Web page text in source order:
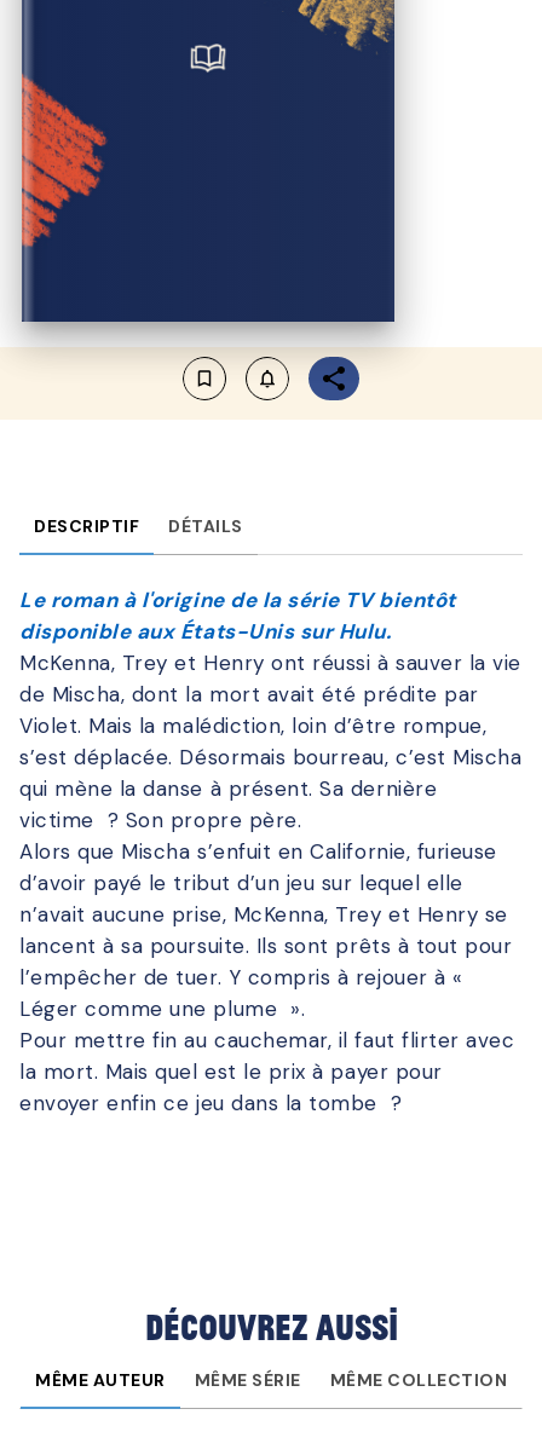
bookmark_border notifications_none_outlined
DESCRIPTIF DÉTAILS
Le roman à l'origine de la série TV bientôt
disponible aux États-Unis sur Hulu.
McKenna, Trey et Henry ont réussi à sauver la vie
de Mischa, dont la mort avait été prédite par
Violet. Mais la malédiction, loin d’être rompue,
s’est déplacée. Désormais bourreau, c’est Mischa
qui mène la danse à présent. Sa dernière
victime ? Son propre père.
Alors que Mischa s’enfuit en Californie, furieuse
d’avoir payé le tribut d’un jeu sur lequel elle
n’avait aucune prise, McKenna, Trey et Henry se
lancent à sa poursuite. Ils sont prêts à tout pour
l’empêcher de tuer. Y compris à rejouer à «
Léger comme une plume ».
Pour mettre fin au cauchemar, il faut flirter avec
la mort. Mais quel est le prix à payer pour
envoyer enfin ce jeu dans la tombe ?
Découvrez aussi
MÊME AUTEUR MÊME SÉRIE MÊME COLLECTION